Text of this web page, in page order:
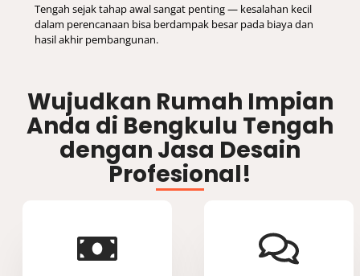
Tengah sejak tahap awal sangat penting — kesalahan kecil
dalam perencanaan bisa berdampak besar pada biaya dan
hasil akhir pembangunan.
Wujudkan Rumah Impian
Anda di Bengkulu Tengah
dengan Jasa Desain
Profesional!